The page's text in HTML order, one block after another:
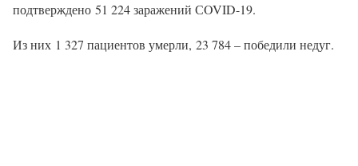
подтверждено 51 224 заражений СOVID-19.
Из них 1 327 пациентов умерли, 23 784 – победили недуг.